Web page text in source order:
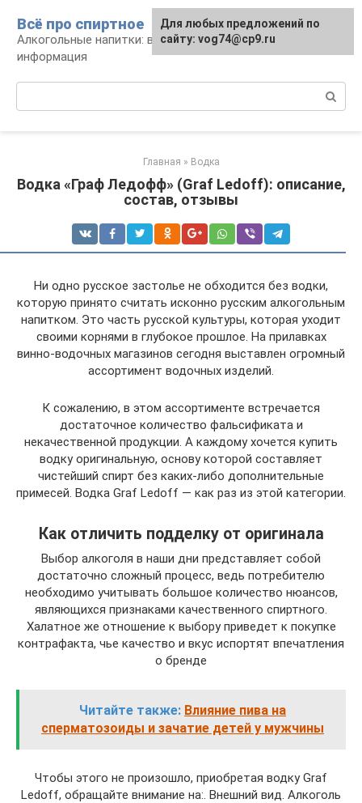
контенту
Всё про спиртное
Алкогольные напитки: виды, рецепты,
информация
Главная » Водка
Водка «Граф Ледофф» (Graf Ledoff): описание,
состав, отзывы
Ни одно русское застолье не обходится без водки,
которую принято считать исконно русским алкогольным
напитком. Это часть русской культуры, которая уходит
своими корнями в глубокое прошлое. На прилавках
винно-водочных магазинов сегодня выставлен огромный
ассортимент водочных изделий.
К сожалению, в этом ассортименте встречается
достаточное количество фальсификата и
некачественной продукции. А каждому хочется купить
водку оригинальную, основу которой составляет
чистейший спирт без каких-либо дополнительные
примесей. Водка Graf Ledoff — как раз из этой категории.
Как отличить подделку от оригинала
Выбор алкоголя в наши дни представляет собой
достаточно сложный процесс, ведь потребителю
необходимо учитывать большое количество нюансов,
являющихся признаками качественного спиртного.
Халатное же отношение к выбору приведет к покупке
контрафакта, чье качество и вкус испортят впечатления
о бренде
Читайте также: Влияние пива на
сперматозоиды и зачатие детей у мужчины
Чтобы этого не произошло, приобретая водку Graf
Ledoff, обращайте внимание на:. Внешний вид. Алкоголь
Для любых предложений по
сайту: vog74@cp9.ru